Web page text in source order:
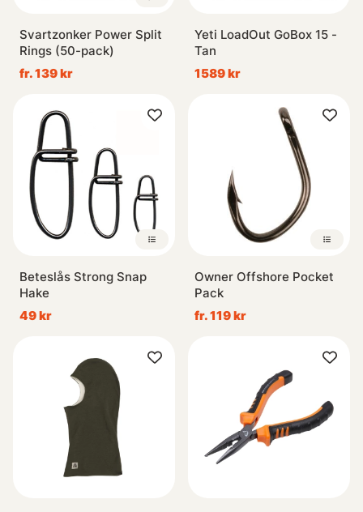
Svartzonker Power Split
Rings (50-pack)
fr. 139 kr
Yeti LoadOut GoBox 15 -
Tan
1589 kr
Beteslås Strong Snap
Hake
49 kr
Owner Offshore Pocket
Pack
fr. 119 kr